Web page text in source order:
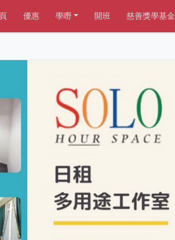
優惠 學嘢 開班 慈善獎學基金